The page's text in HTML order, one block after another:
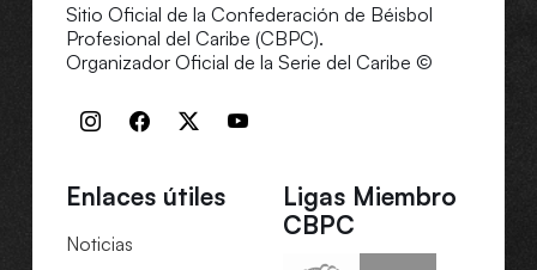
Sitio Oficial de la Confederación de Béisbol
Profesional del Caribe (CBPC).
Organizador Oficial de la Serie del Caribe ©
Enlaces útiles
Noticias
Ligas Miembro
CBPC